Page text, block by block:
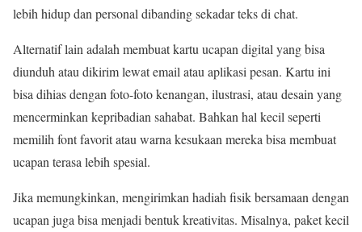
lebih hidup dan personal dibanding sekadar teks di chat.
Alternatif lain adalah membuat kartu ucapan digital yang bisa
diunduh atau dikirim lewat email atau aplikasi pesan. Kartu ini
bisa dihias dengan foto-foto kenangan, ilustrasi, atau desain yang
mencerminkan kepribadian sahabat. Bahkan hal kecil seperti
memilih font favorit atau warna kesukaan mereka bisa membuat
ucapan terasa lebih spesial.
Jika memungkinkan, mengirimkan hadiah fisik bersamaan dengan
ucapan juga bisa menjadi bentuk kreativitas. Misalnya, paket kecil